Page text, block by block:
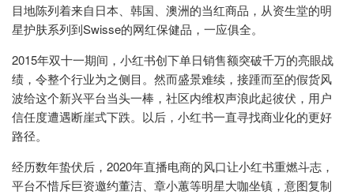
目地陈列着来自日本、韩国、澳洲的当红商品，从资生堂的明
星护肤系列到Swisse的网红保健品，一应俱全。
2015年双十一期间，小红书创下单日销售额突破千万的亮眼战
绩，令整个行业为之侧目。然而盛景难续，接踵而至的假货风
波给这个新兴平台当头一棒，社区内维权声浪此起彼伏，用户
信任度遭遇断崖式下跌。以后，小红书一直寻找商业化的更好
路径。
经历数年蛰伏后，2020年直播电商的风口让小红书重燃斗志，
平台不惜斥巨资邀约董洁、章小蕙等明星大咖坐镇，意图复制